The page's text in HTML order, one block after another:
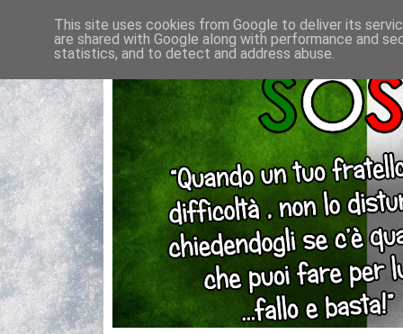
This site uses cookies from Google to deliver its
are shared with Google along with performance and
statistics, and to detect and address abuse.